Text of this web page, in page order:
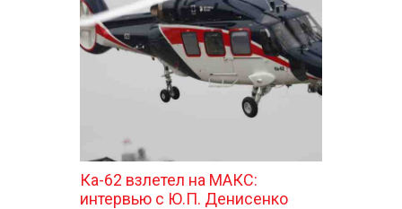
КОНТАКТЫ
Ка-62 взлетел на МАКС:
интервью с Ю.П. Денисенко